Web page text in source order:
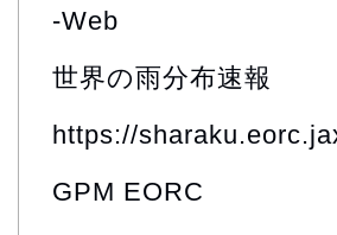
-Web
世界の雨分布速報
https://
GPM EORC